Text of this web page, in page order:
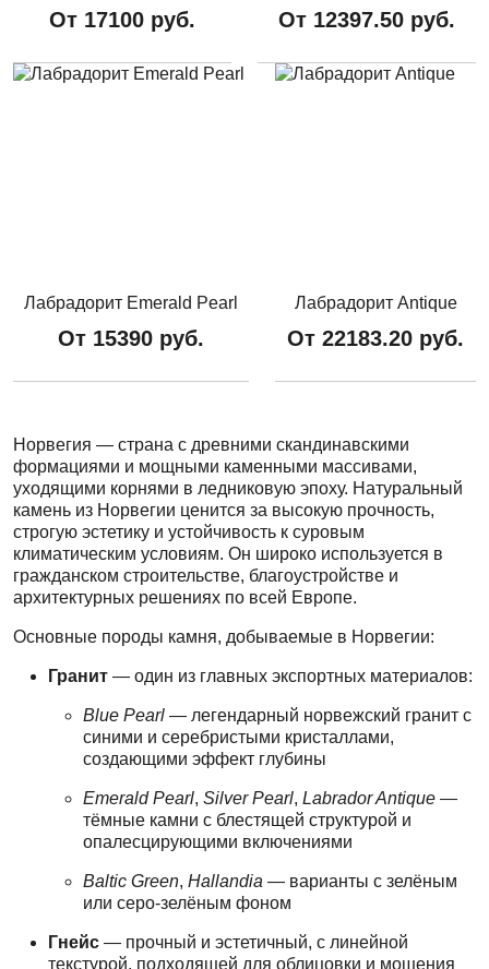
От 17100 руб. От 12397.50 руб.
Лабрадорит Emerald Pearl
От 15390 руб.
Лабрадорит Antique
От 22183.20 руб.
Норвегия — страна с древними скандинавскими
формациями и мощными каменными массивами,
уходящими корнями в ледниковую эпоху. Натуральный
камень из Норвегии ценится за высокую прочность,
строгую эстетику и устойчивость к суровым
климатическим условиям. Он широко используется в
гражданском строительстве, благоустройстве и
архитектурных решениях по всей Европе.
Основные породы камня, добываемые в Норвегии:
Гранит — один из главных экспортных материалов:
Blue Pearl — легендарный норвежский гранит с
синими и серебристыми кристаллами,
создающими эффект глубины
Emerald Pearl, Silver Pearl, Labrador Antique —
тёмные камни с блестящей структурой и
опалесцирующими включениями
Baltic Green, Hallandia — варианты с зелёным
или серо-зелёным фоном
Гнейс — прочный и эстетичный, с линейной
текстурой, подходящей для облицовки и мощения